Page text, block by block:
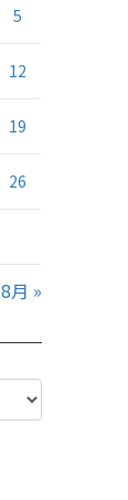
5
12
19
26
8月 »